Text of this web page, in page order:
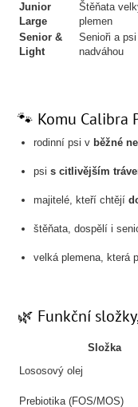
Junior
Large
Štěňata
plemen
Senior &
Light
Senioři a
nadváhou
🐾 Komu Calibra
rodinní psi v běžné
psis citlivějším
majitelé, kteří chtějí
štěňata, dospělí i
velká plemena, která
🌿 Funkční
Složka
Lososový olej
Prebiotika (FOS/MOS)